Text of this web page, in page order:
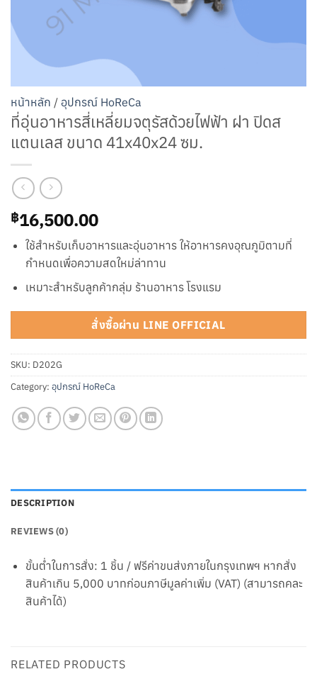
หน้าหลัก / อุปกรณ์ HoReCa
ที่อุ่นอาหารสี่เหลี่ยมจตุรัสด้วยไฟฟ้า ฝา ปิดส
แตนเลส ขนาด 41x40x24 ซม.
฿16,500.00
ใช้สำหรับเก็บอาหารและอุ่นอาหาร ให้อาหารคงอุณภูมิตามที่
กำหนดเพื่อความสดใหม่ล่าทาน
เหมาะสำหรับลูกค้ากลุ่ม ร้านอาหาร โรงแรม
สั่งซื้อผ่าน LINE OFFICIAL
SKU: D202G
Category: อุปกรณ์ HoReCa
DESCRIPTION
REVIEWS (0)
ขั้นต่ำในการสั่ง: 1 ชิ้น / ฟรีค่าขนส่งภายในกรุงเทพฯ หากสั่ง
สินค้าเกิน 5,000 บาทก่อนภาษีมูลค่าเพิ่ม (VAT) (สามารถคละ
สินค้าได้)
RELATED PRODUCTS